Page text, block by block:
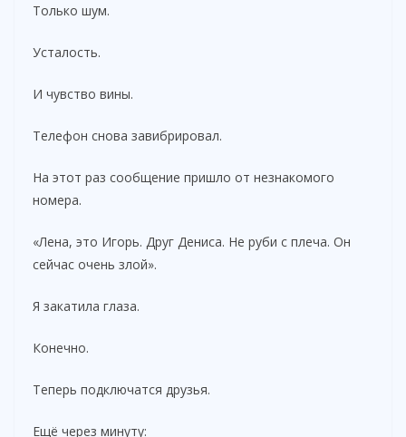
Только шум.
Усталость.
И чувство вины.
Телефон снова завибрировал.
На этот раз сообщение пришло от незнакомого
номера.
«Лена, это Игорь. Друг Дениса. Не руби с плеча. Он
сейчас очень злой».
Я закатила глаза.
Конечно.
Теперь подключатся друзья.
Ещё через минуту: